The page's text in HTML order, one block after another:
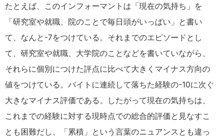
たとえば、このインフォーマントは「現在の気持ち」を
「研究室や就職、院のことで毎日頭がいっぱい」と書い
て、なんと-7をつけている。それまでのエピソードとし
て、研究室や就職、大学院のことなどを書いていながら、
それらに個別につけた評点に比べて大きくマイナス方向の
値をつけている。バイトに連続して落ちた経験の-10に次ぐ
大きなマイナス評価である。したがって現在の気持ちは、
これまでの経験に対する現時点での総合的評価と見なすこ
とも困難だし、「累積」という言葉のニュアンスとも違っ